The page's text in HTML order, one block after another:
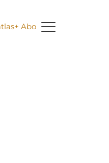
Abo